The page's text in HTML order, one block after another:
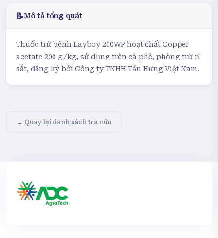
📝Mô tả tổng quát
Thuốc trừ bệnh Layboy 200WP hoạt chất Copper
acetate 200 g/kg, sử dụng trên cà phê, phòng trừ rỉ
sắt, đăng ký bởi Công ty TNHH Tấn Hưng Việt Nam.
← Quay lại danh sách tra cứu